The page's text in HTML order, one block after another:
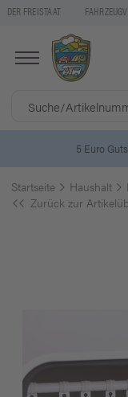
DER FREISTAAT
5 Euro
Startseite Haushalt
Zurück zur